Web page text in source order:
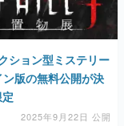
ション型ミステリー
版の無料公開が決
2025年9月22日 公開